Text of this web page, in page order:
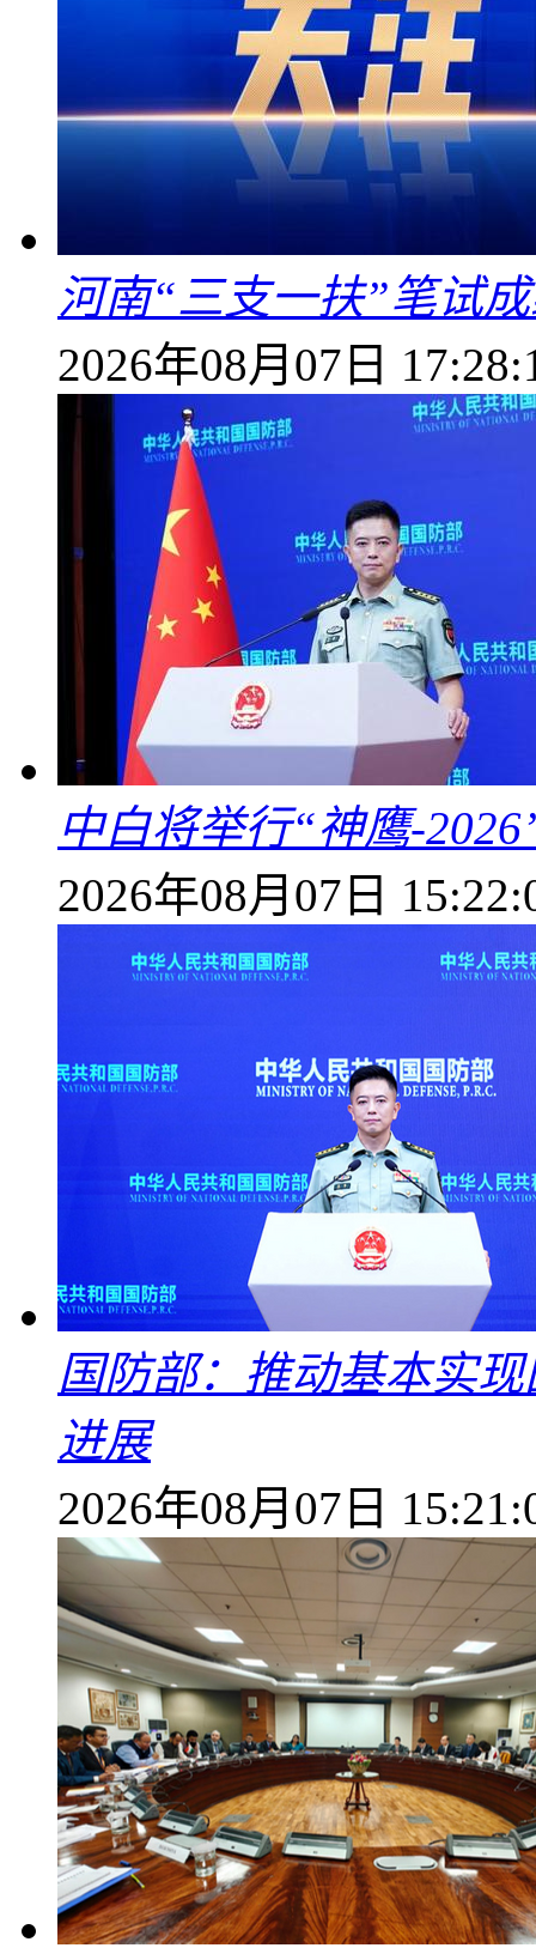
河南“三支一扶”笔试
2026年08月07日
中白将举行“神鹰-
2026年08月07日
国防部：推动基本实
进展
2026年08月07日